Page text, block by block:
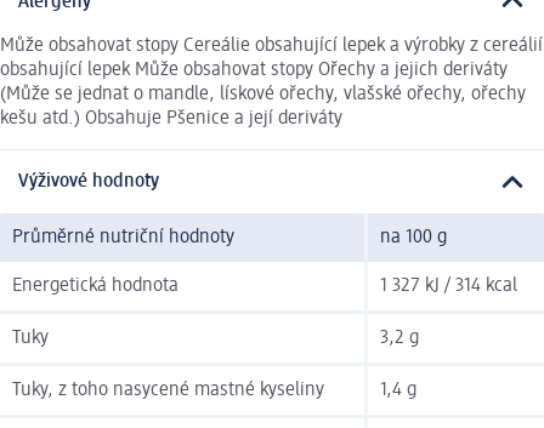
Může obsahovat stopy Cereálie obsahující lepek a výrobky z cereálií
obsahující lepek Může obsahovat stopy Ořechy a jejich deriváty
(Může se jednat o mandle, lískové ořechy, vlašské ořechy, ořechy
kešu atd.) Obsahuje Pšenice a její deriváty
Výživové hodnoty
Průměrné nutriční hodnoty na 100 g
Energetická hodnota 1 327 kJ / 314 kcal
Tuky 3,2 g
Tuky, z toho nasycené mastné kyseliny 1,4 g